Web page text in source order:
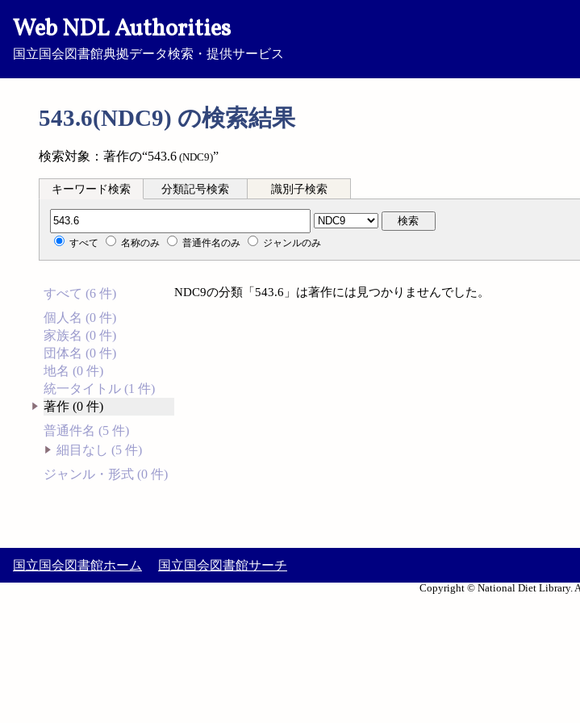
Web NDL Authorities
国立国会図書館典拠データ検索・提供サービス
543.6(NDC9) の検索結果
検索対象：著作の“543.6 (NDC9)”
キーワード検索 分類記号検索 識別子検索
分類記号検索 検索
すべて 名称のみ 普通件名のみ ジャンルのみ
すべて (6 件)
個人名 (0 件)
家族名 (0 件)
団体名 (0 件)
地名 (0 件)
統一タイトル (1 件)
著作 (0 件)
普通件名 (5 件)
細目なし (5 件)
ジャンル・形式 (0 件)
NDC9の分類「543.6」は著作には見つかりませんでした。
国立国会図書館ホーム 国立国会図書館サーチ
Copyright © National Diet Library.